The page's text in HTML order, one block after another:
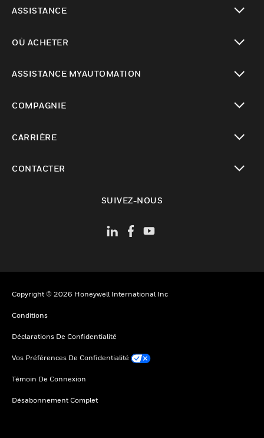
ASSISTANCE
OÙ ACHETER
ASSISTANCE MYAUTOMATION
COMPAGNIE
CARRIÈRE
CONTACTER
SUIVEZ-NOUS
Copyright © 2026 Honeywell International Inc
Conditions
Déclarations De Confidentialité
Vos Préférences De Confidentialité
Témoin De Connexion
Désabonnement Complet